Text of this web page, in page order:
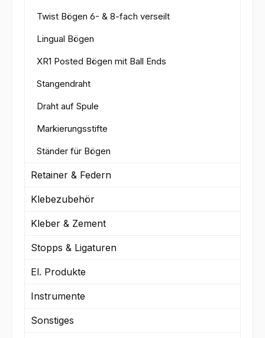
Twist Bögen 6- & 8-fach verseilt
Lingual Bögen
XR1 Posted Bögen mit Ball Ends
Stangendraht
Draht auf Spule
Markierungsstifte
Ständer für Bögen
Retainer & Federn
Klebezubehör
Kleber & Zement
Stopps & Ligaturen
El. Produkte
Instrumente
Sonstiges